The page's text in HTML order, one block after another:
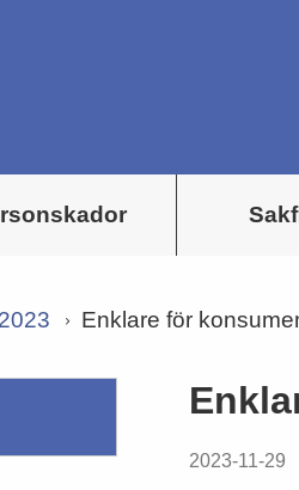
2023 Enklare för
2023-11-29